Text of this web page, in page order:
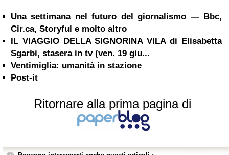
Una settimana nel futuro del giornalismo — Bbc,
Cir.ca, Storyful e molto altro
IL VIAGGIO DELLA SIGNORINA VILA di Elisabetta
Sgarbi, stasera in tv (ven. 19 giu...
Ventimiglia: umanità in stazione
Post-it
Ritornare alla prima pagina di